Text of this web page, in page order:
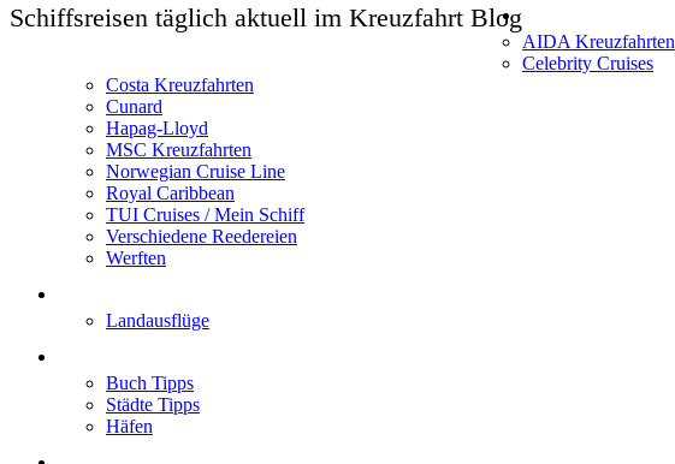
Schiffsreisen täglich aktuell im Kreuzfahrt Blog
AIDA Kreuzfahrten
Celebrity Cruises
Costa Kreuzfahrten
Cunard
Hapag-Lloyd
MSC Kreuzfahrten
Norwegian Cruise Line
Royal Caribbean
TUI Cruises / Mein Schiff
Verschiedene Reedereien
Werften
Landausflüge
Buch Tipps
Städte Tipps
Häfen